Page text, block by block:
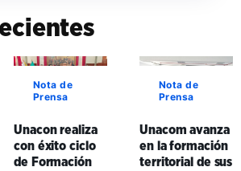
Nota de
Prensa
Unacon realiza
con éxito ciclo
de Formación
Nota de
Prensa
Unacom avanza
en la formación
territorial de sus